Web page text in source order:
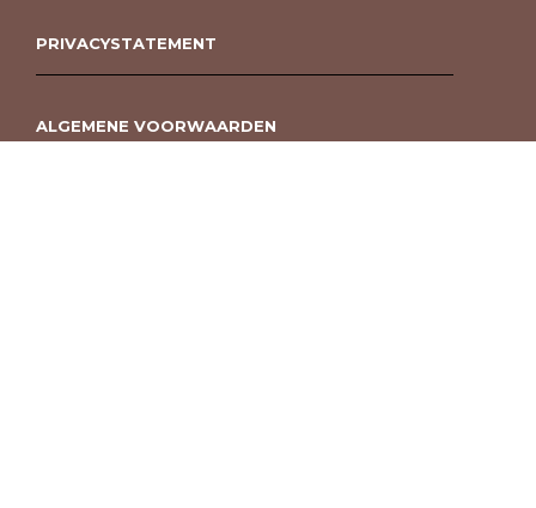
PRIVACYSTATEMENT
ALGEMENE VOORWAARDEN